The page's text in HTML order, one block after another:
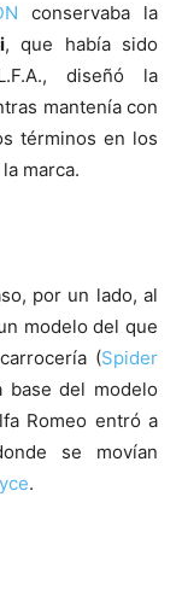
conservaba la
, que había sido
diseñó la
mantenía con
términos en los
marca.
por un lado, al
modelo del que
(Spider
base del modelo
Romeo entró a
se movían
.